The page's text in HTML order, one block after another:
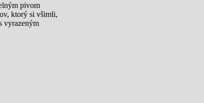
pivom
ktorý si všimli,
vyrazeným